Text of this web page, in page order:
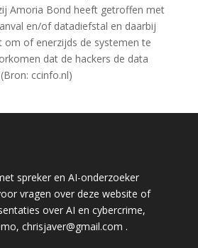
Amoria Bond heeft getroffen met
en/of datadiefstal en daarbij
om of enerzijds de systemen te
dat de hackers de data
ccinfo.nl)
spreker en AI-onderzoeker
vragen over deze website of
over AI en cybercrime,
chrisjaver@gmail.com .